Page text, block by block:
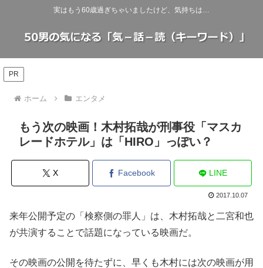
実はもう60歳過ぎちゃいましたけど、気持ちは…
PR
ホーム エンタメ
もう次の映画！木村拓哉が刑事役「マスカ
レードホテル」は「HIRO」っぽい？
X Facebook LINE
2017.10.07
来年公開予定の「検察側の罪人」は、木村拓哉と二宮和也
が共演することで話題になっている映画だ。
その映画の公開を待たずに、早くも木村には次の映画が用